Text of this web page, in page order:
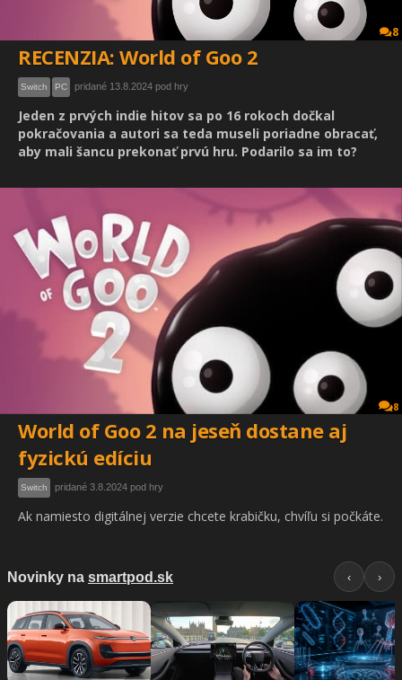
8
RECENZIA: World of Goo 2
Switch PC pridané 13.8.2024 pod hry
Jeden z prvých indie hitov sa po 16 rokoch dočkal
pokračovania a autori sa teda museli poriadne obracať,
aby mali šancu prekonať prvú hru. Podarilo sa im to?
8
World of Goo 2 na jeseň dostane aj
fyzickú edíciu
Switch pridané 3.8.2024 pod hry
Ak namiesto digitálnej verzie chcete krabičku, chvíľu si počkáte.